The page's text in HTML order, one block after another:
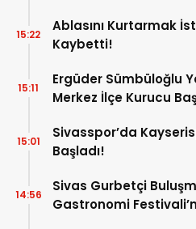
Ablasını Kurtarmak
Kaybetti!
15:22
Ergüder Sümbüloğlu
Merkez İlçe Kurucu
15:11
Sivasspor’da
Başladı!
15:01
Sivas Gurbetçi
Gastronomi
14:56